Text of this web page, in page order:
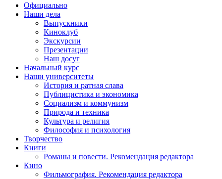
Официально
Наши дела
Выпускники
Киноклуб
Экскурсии
Презентации
Наш досуг
Начальный курс
Наши университеты
История и ратная слава
Публицистика и экономика
Социализм и коммунизм
Природа и техника
Культура и религия
Философия и психология
Творчество
Книги
Романы и повести. Рекомендация редактора
Кино
Фильмография. Рекомендация редактора